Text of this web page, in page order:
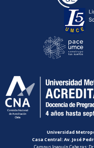
Universidad
Casa Central: Av. José
Campus Joaquín Cabezas: